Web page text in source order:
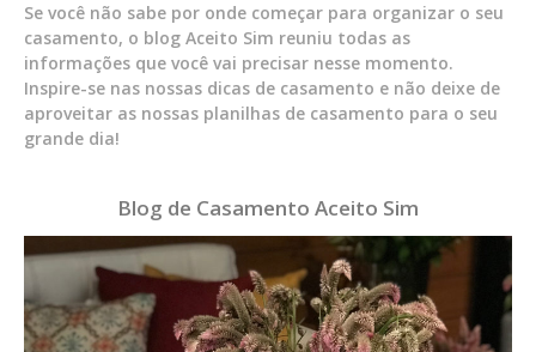
Se você não sabe por onde começar para organizar o seu
casamento, o blog Aceito Sim reuniu todas as
informações que você vai precisar nesse momento.
Inspire-se nas nossas dicas de casamento e não deixe de
aproveitar as nossas planilhas de casamento para o seu
grande dia!
Blog de Casamento Aceito Sim